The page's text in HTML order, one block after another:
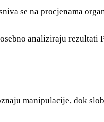
se na procjenama
analiziraju rezultati
manipulacije, dok